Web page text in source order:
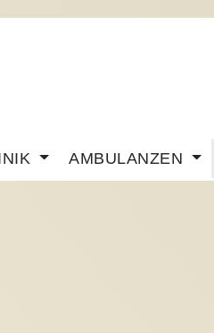
AMBULANZEN